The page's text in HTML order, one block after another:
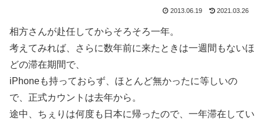
2013.06.19 2021.03.26
相方さんが赴任してからそろそろ一年。
考えてみれば、さらに数年前に来たときは一週間もないほ
どの滞在期間で、
iPhoneも持っておらず、ほとんど無かったに等しいの
で、正式カウントは去年から。
途中、ちぇりは何度も日本に帰ったので、一年滞在してい